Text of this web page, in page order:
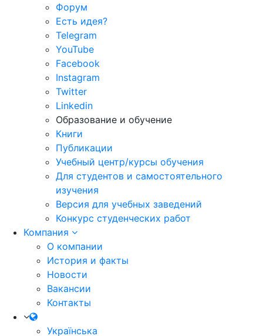
Форум
Есть идея?
Telegram
YouTube
Facebook
Instagram
Twitter
Linkedin
Образование и обучение
Книги
Публикации
Учебный центр/курсы обучения
Для студентов и самостоятельного
изучения
Версия для учебных заведений
Конкурс студенческих работ
Компания
О компании
История и факты
Новости
Вакансии
Контакты
Українська